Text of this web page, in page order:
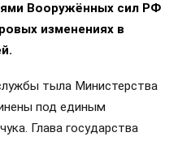
Вооружённых сил РФ
изменениях в
тыла Министерства
под единым
Глава государства